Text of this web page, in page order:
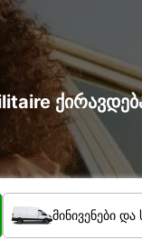
მინივენები